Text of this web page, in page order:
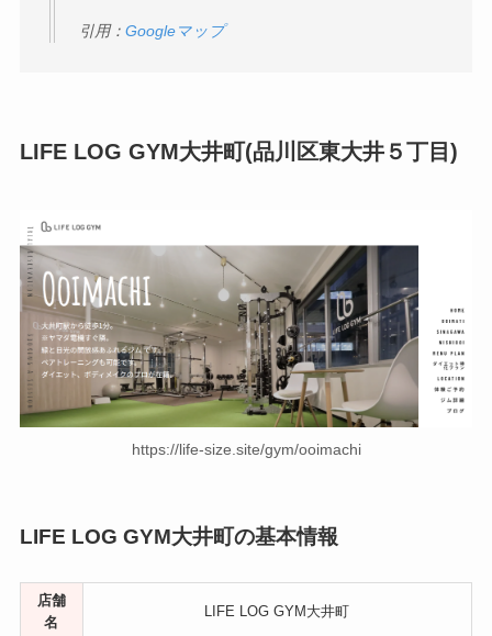
引用： Googleマップ
LIFE LOG GYM大井町(品川区東大井５丁目)
https://life-size.site/gym/ooimachi
LIFE LOG GYM大井町の基本情報
店舗
名
LIFE LOG GYM大井町